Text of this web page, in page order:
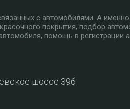
с автомобилями. А
покрытия, подбор
помощь в регистрации
шоссе 39б